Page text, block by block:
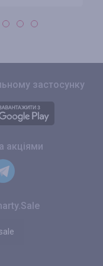
застосунку
акціями